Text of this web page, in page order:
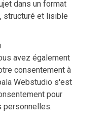
dans un format
structuré et lisible
avez également
consentement à
Webstudio s'est
pour
personnelles.